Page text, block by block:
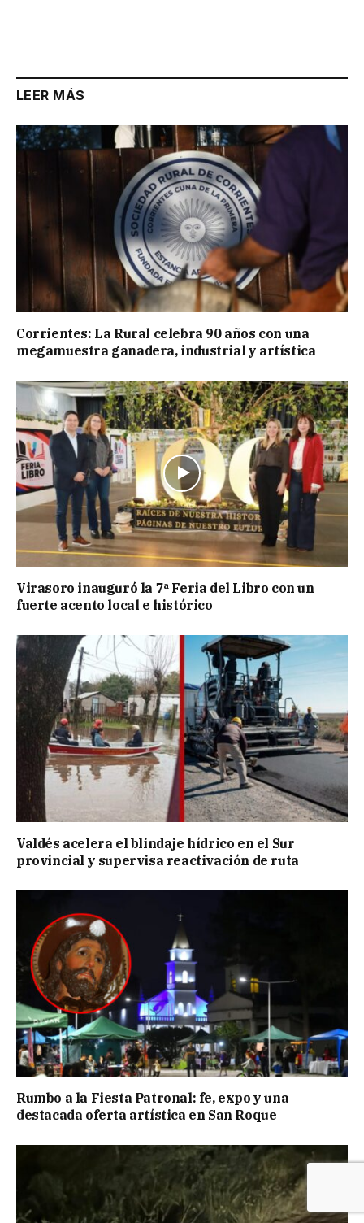
LEER MÁS
Corrientes: La Rural celebra 90 años con una
megamuestra ganadera, industrial y artística
Virasoro inauguró la 7ª Feria del Libro con un
fuerte acento local e histórico
Valdés acelera el blindaje hídrico en el Sur
provincial y supervisa reactivación de ruta
Rumbo a la Fiesta Patronal: fe, expo y una
destacada oferta artística en San Roque